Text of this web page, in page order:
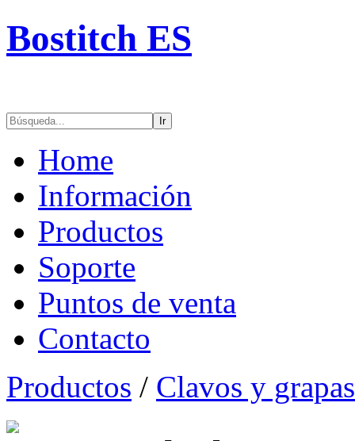
Bostitch ES
Ir
Home
Información
Productos
Soporte
Puntos de venta
Contacto
Productos / Clavos y grapas